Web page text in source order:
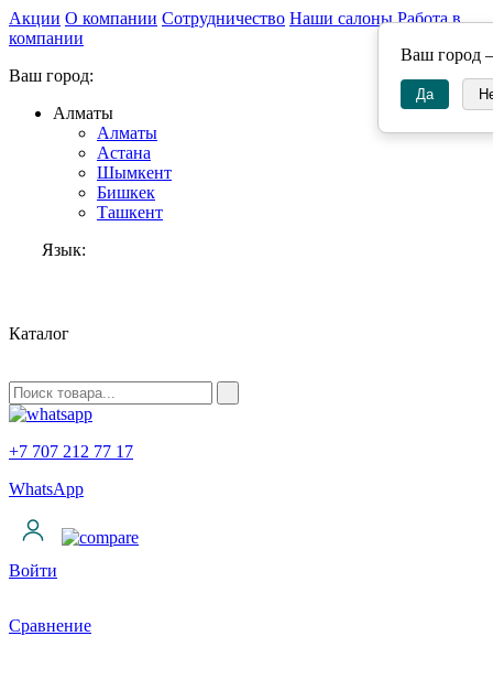
Ваш
Да
Акции О компании Сотрудничество Наши салоны Работа в
компании
Ваш город:
Алматы
Алматы
Астана
Шымкент
Бишкек
Ташкент
Язык:
Каталог
+7 707 212 77 17
WhatsApp
Войти
Сравнение